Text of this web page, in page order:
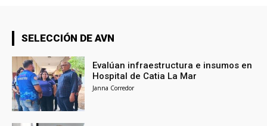
SELECCIÓN DE AVN
Evalúan infraestructura e insumos en
Hospital de Catia La Mar
Janna Corredor